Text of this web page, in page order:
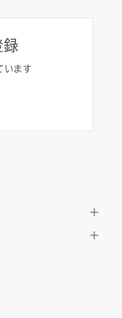
録
います